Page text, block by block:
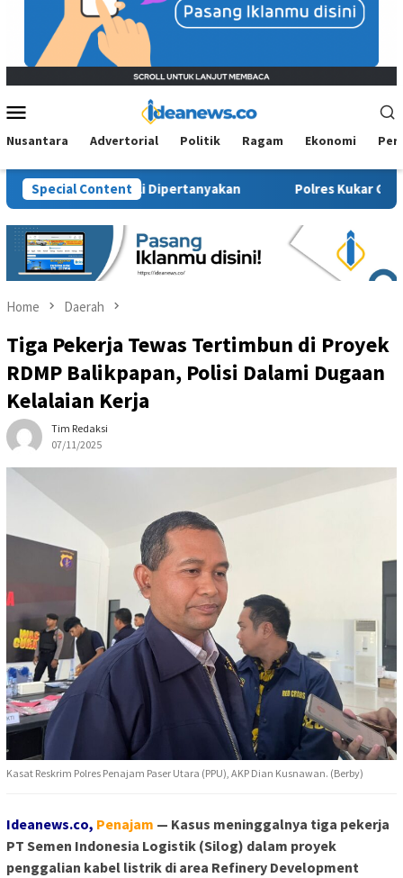
Menu
Nusantara Advertorial Politik Ragam Ekonomi
Special Content
Kembali Dipertanyakan Polres Kukar Geledah Rumah
Home Daerah
Tiga Pekerja Tewas Tertimbun di Proyek
RDMP Balikpapan, Polisi Dalami Dugaan
Kelalaian Kerja
Tim Redaksi
07/11/2025
Kasat Reskrim Polres Penajam Paser Utara (PPU), AKP Dian Kusnawan. (Berby)
Ideanews.co, Penajam — Kasus meninggalnya tiga pekerja
PT Semen Indonesia Logistik (Silog) dalam proyek
penggalian kabel listrik di area Refinery Development